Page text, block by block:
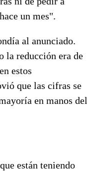
un mes".
al anunciado.
la reducción era de
estos
que las cifras se
en manos del
están teniendo